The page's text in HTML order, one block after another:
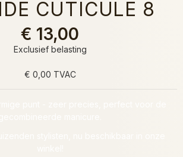
CUTICULE 8
€ 13,00
Exclusief belasting
€ 0,00 TVAC